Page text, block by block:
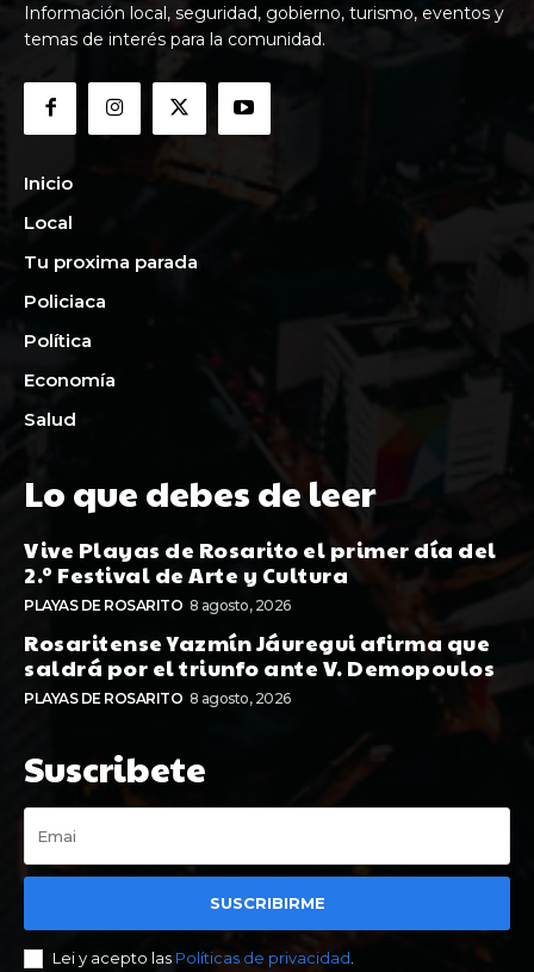
Información local, seguridad, gobierno, turismo, eventos y
temas de interés para la comunidad.
Inicio
Local
Tu proxima parada
Policiaca
Política
Economía
Salud
Lo que debes de leer
Vive Playas de Rosarito el primer día del
2.º Festival de Arte y Cultura
PLAYAS DE ROSARITO 8 agosto, 2026
Rosaritense Yazmín Jáuregui afirma que
saldrá por el triunfo ante V. Demopoulos
PLAYAS DE ROSARITO 8 agosto, 2026
Suscribete
SUSCRIBIRME
Lei y acepto las Políticas de privacidad